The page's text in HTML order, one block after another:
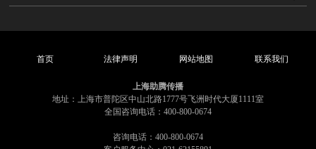
首页 法律声明 网站地图 联系我们
上海助腾传播
地址：上海市普陀区中山北路1777号飞洲时代大厦1111室
全国咨询电话：400-800-0674
咨询电话：400-800-0674